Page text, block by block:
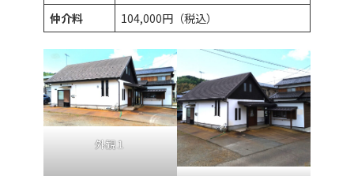
仲介料
104,000円（税込）
外観１